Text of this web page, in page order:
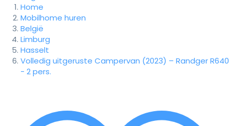
Home
Mobilhome huren
België
Limburg
Hasselt
Volledig uitgeruste Campervan (2023) – Randger R640
- 2 pers.